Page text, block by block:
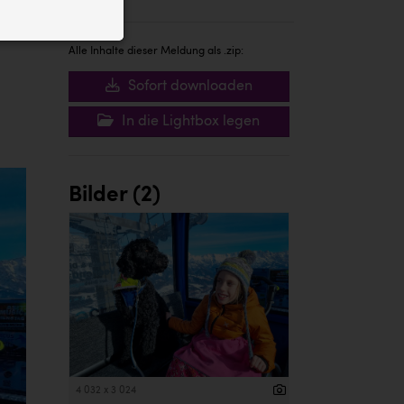
Alle Inhalte dieser Meldung als .zip:
Sofort downloaden
In die Lightbox legen
Bilder (2)
4 032 x 3 024
Website